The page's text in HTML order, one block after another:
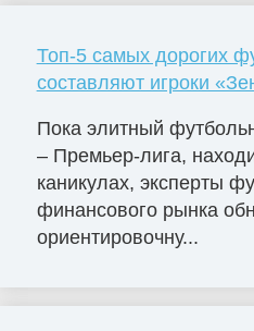
Топ-5 самых дорогих
составляют игроки
Пока элитный
– Премьер-лига,
каникулах, эксперты
финансового рынка
ориентировочну...